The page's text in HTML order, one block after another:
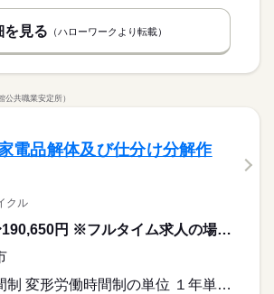
を見る （ハローワークより転載）
共職業安定所）
電品解体及び仕分け分解作
クル
190,650円〜190,650円 ※フルタイム求人の場合は月額（換算額）、パート求人の場合は時間額を表示しています。
変形労働時間制 変形労働時間制の単位 １年単位 就業時間１ 8時00分〜17時00分